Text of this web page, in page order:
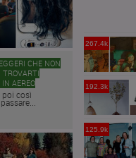
267.4k
192.3k
125.9k
CHE NON
TROVARTI
AEREO
poi così